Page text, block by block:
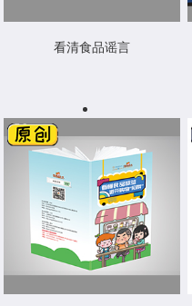
看清食品谣言